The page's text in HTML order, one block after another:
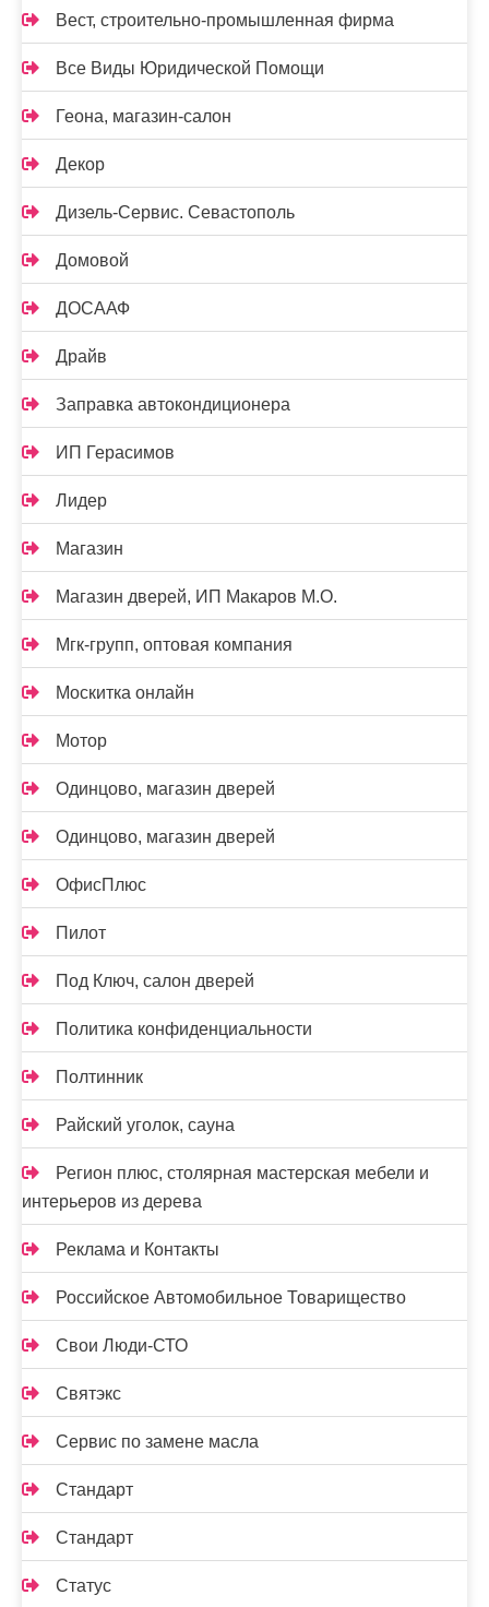
Вест, строительно-промышленная фирма
Все Виды Юридической Помощи
Геона, магазин-салон
Декор
Дизель-Сервис. Севастополь
Домовой
ДОСААФ
Драйв
Заправка автокондиционера
ИП Герасимов
Лидер
Магазин
Магазин дверей, ИП Макаров М.О.
Мгк-групп, оптовая компания
Москитка онлайн
Мотор
Одинцово, магазин дверей
Одинцово, магазин дверей
ОфисПлюс
Пилот
Под Ключ, салон дверей
Политика конфиденциальности
Полтинник
Райский уголок, сауна
Регион плюс, столярная мастерская мебели и
интерьеров из дерева
Реклама и Контакты
Российское Автомобильное Товарищество
Свои Люди-СТО
Святэкс
Сервис по замене масла
Стандарт
Стандарт
Статус